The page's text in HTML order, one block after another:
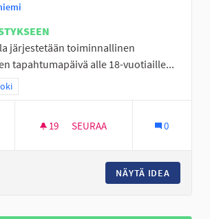
järjestetään toiminnallinen
tapahtumapäivä alle 18-vuotiaille...
mukaan: Läntinen Seinäjoki
19 19 SEURAAJAA
SEURAA 0
NÄYTÄ IDEA